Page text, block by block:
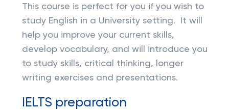
This course is perfect for you if you wish to
study English in a University setting. It will
help you improve your current skills,
develop vocabulary, and will introduce you
to study skills, critical thinking, longer
writing exercises and presentations.
IELTS preparation